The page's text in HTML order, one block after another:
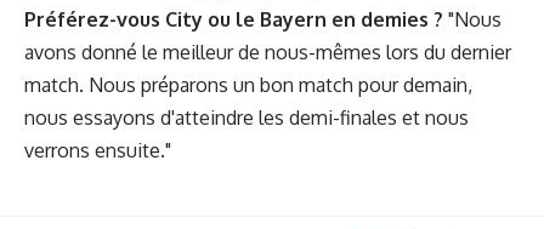
Préférez-vous City ou le Bayern en demies ? "Nous
avons donné le meilleur de nous-mêmes lors du dernier
match. Nous préparons un bon match pour demain,
nous essayons d'atteindre les demi-finales et nous
verrons ensuite."